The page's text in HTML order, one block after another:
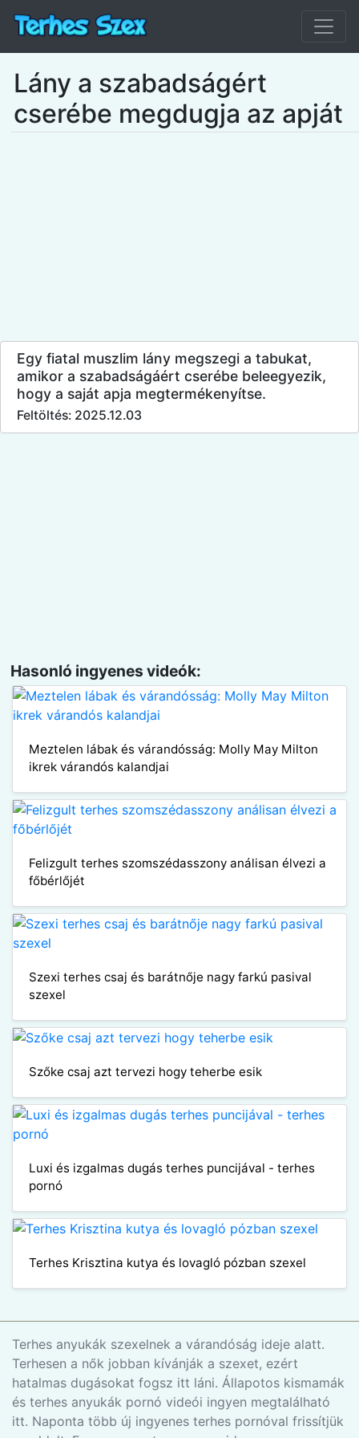
Lány a szabadságért
cserébe megdugja az apját
Egy fiatal muszlim lány megszegi a tabukat,
amikor a szabadságáért cserébe beleegyezik,
hogy a saját apja megtermékenyítse.
Feltöltés: 2025.12.03
Hasonló ingyenes videók:
Meztelen lábak és várandósság: Molly May Milton
ikrek várandós kalandjai
Felizgult terhes szomszédasszony análisan élvezi a
főbérlőjét
Szexi terhes csaj és barátnője nagy farkú pasival
szexel
Szőke csaj azt tervezi hogy teherbe esik
Luxi és izgalmas dugás terhes puncijával - terhes
pornó
Terhes Krisztina kutya és lovagló pózban szexel
Terhes anyukák szexelnek a várandóság ideje alatt.
Terhesen a nők jobban kívánják a szexet, ezért
hatalmas dugásokat fogsz itt láni. Állapotos kismamák
és terhes anyukák pornó videói ingyen megtalálható
itt. Naponta több új ingyenes terhes pornóval frissítjük